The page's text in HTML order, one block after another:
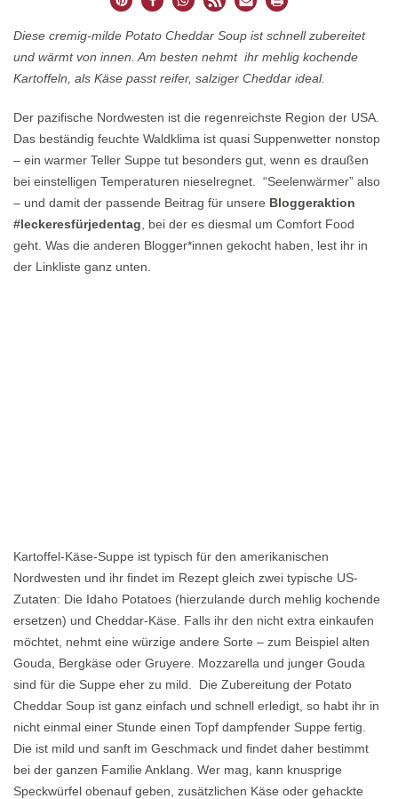
Diese cremig-milde Potato Cheddar Soup ist schnell zubereitet
und wärmt von innen. Am besten nehmt ihr mehlig kochende
Kartoffeln, als Käse passt reifer, salziger Cheddar ideal.
Der pazifische Nordwesten ist die regenreichste Region der USA.
Das beständig feuchte Waldklima ist quasi Suppenwetter nonstop
– ein warmer Teller Suppe tut besonders gut, wenn es draußen
bei einstelligen Temperaturen nieselregnet. “Seelenwärmer” also
– und damit der passende Beitrag für unsere Bloggeraktion
#leckeresfürjedentag , bei der es diesmal um Comfort Food
geht. Was die anderen Blogger*innen gekocht haben, lest ihr in
der Linkliste ganz unten.
Kartoffel-Käse-Suppe ist typisch für den amerikanischen
Nordwesten und ihr findet im Rezept gleich zwei typische US-
Zutaten: Die Idaho Potatoes (hierzulande durch mehlig kochende
ersetzen) und Cheddar-Käse. Falls ihr den nicht extra einkaufen
möchtet, nehmt eine würzige andere Sorte – zum Beispiel alten
Gouda, Bergkäse oder Gruyere. Mozzarella und junger Gouda
sind für die Suppe eher zu mild. Die Zubereitung der Potato
Cheddar Soup ist ganz einfach und schnell erledigt, so habt ihr in
nicht einmal einer Stunde einen Topf dampfender Suppe fertig.
Die ist mild und sanft im Geschmack und findet daher bestimmt
bei der ganzen Familie Anklang. Wer mag, kann knusprige
Speckwürfel obenauf geben, zusätzlichen Käse oder gehackte